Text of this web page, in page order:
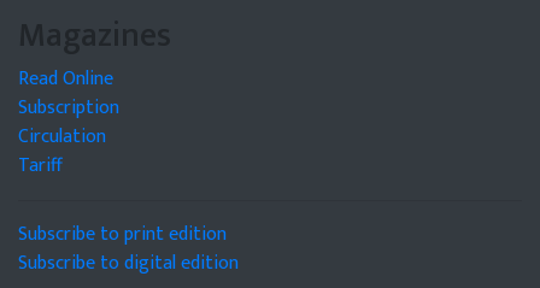
Magazines
Read Online
Subscription
Circulation
Tariff
Subscribe to print edition
Subscribe to digital edition